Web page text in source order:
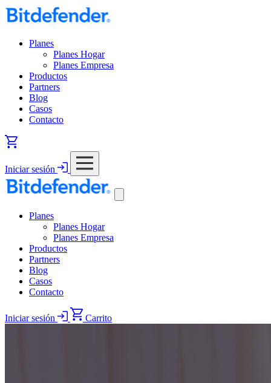
Planes
Planes Hogar
Planes Empresa
Productos
Partners
Blog
Casos
Contacto
Iniciar sesión
Planes
Planes Hogar
Planes Empresa
Productos
Partners
Blog
Casos
Contacto
Iniciar sesión Carrito